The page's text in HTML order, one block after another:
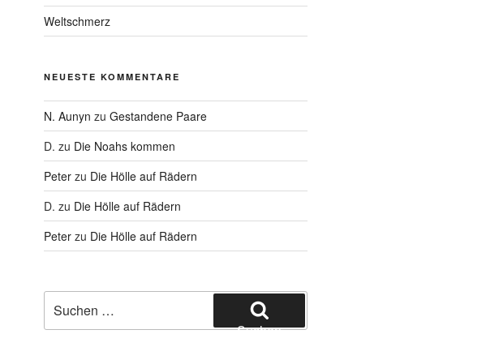
Weltschmerz
NEUESTE KOMMENTARE
N. Aunyn zu Gestandene Paare
D. zu Die Noahs kommen
Peterzu Die Hölle auf Rädern
D. zu Die Hölle auf Rädern
Peterzu Die Hölle auf Rädern
nach:
Suchen